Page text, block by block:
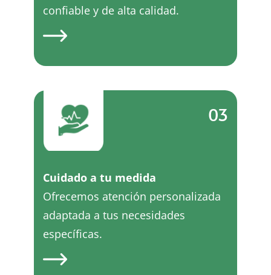
confiable y de alta calidad.
03
Cuidado a tu medida
Ofrecemos atención personalizada
adaptada a tus necesidades
específicas.